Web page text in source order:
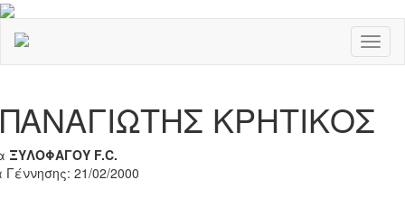
ΠΑΝΑΓΙΩΤΗΣ ΚΡΗΤΙΚΟΣ
ΞΥΛΟΦΑΓΟΥ F.C.
Γέννησης: 21/02/2000